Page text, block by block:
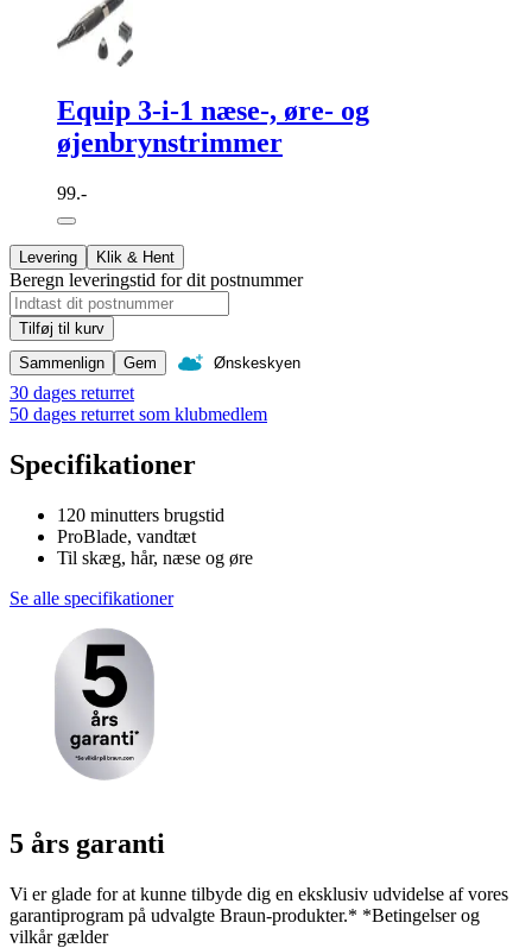
Equip 3-i-1 næse-, øre- og
øjenbrynstrimmer
99.-
Levering Klik & Hent
Beregn leveringstid for dit postnummer
Tilføj til kurv
Sammenlign
Gem Ønskeskyen
30 dages returret
50 dages returret som klubmedlem
Specifikationer
120 minutters brugstid
ProBlade, vandtæt
Til skæg, hår, næse og øre
Se alle specifikationer
5 års garanti
Vi er glade for at kunne tilbyde dig en eksklusiv udvidelse af vores
garantiprogram på udvalgte Braun-produkter.* *Betingelser og
vilkår gælder